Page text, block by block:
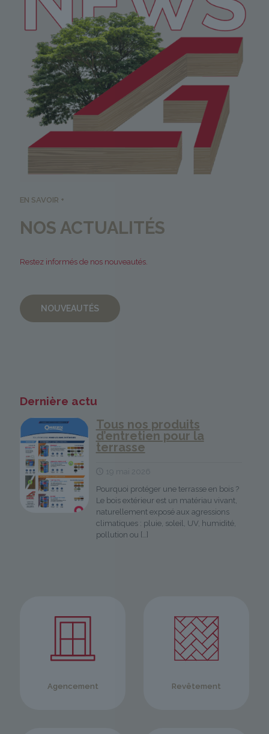
EN SAVOIR +
NOS ACTUALITÉS
Restez informés de nos nouveautés.
NOUVEAUTÉS
Dernière actu
Tous nos produits
d’entretien pour la
terrasse
19 mai 2026
Pourquoi protéger une terrasse en bois ?
Le bois extérieur est un matériau vivant,
naturellement exposé aux agressions
climatiques : pluie, soleil, UV, humidité,
pollution ou […]
Agencement Revêtement